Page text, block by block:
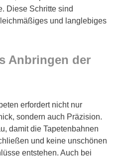
Diese Schritte sind
und langlebiges
Anbringen der
erfordert nicht nur
sondern auch Präzision.
damit die Tapetenbahnen
und keine unschönen
entstehen. Auch bei